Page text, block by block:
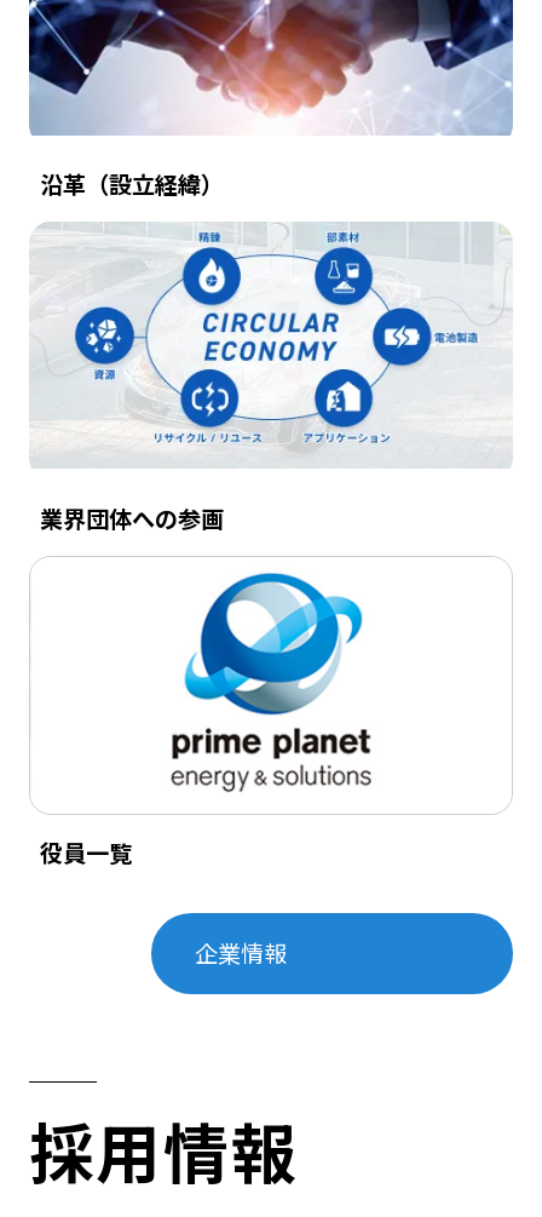
沿革（設立経緯）
業界団体への参画
役員一覧
企業情報
採用情報